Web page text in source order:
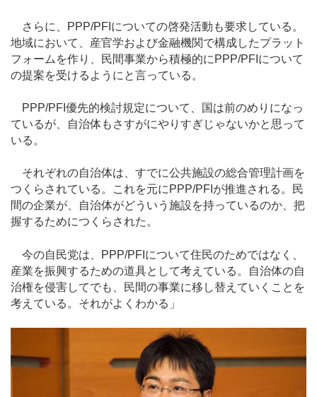
さらに、PPP/PFIについての啓発活動も要求している。
地域において、産官学および金融機関で構成したプラット
フォームを作り、民間事業から積極的にPPP/PFIについて
の提案を受けるようにと言っている。
PPP/PFI優先的検討規定について、国は前のめりになっ
ているが、自治体もさすがにやりすぎじゃないかと思って
いる。
それぞれの自治体は、すでに公共施設の総合管理計画を
つくらされている。これを元にPPP/PFIが推進される。民
間の企業が、自治体がどういう施設を持っているのか、把
握するためにつくらされた。
今の自民党は、PPP/PFIについて住民のためではなく、
産業を振興するための道具として考えている。自治体の自
治権を侵害してでも、民間の事業に移し替えていくことを
考えている。それがよくわかる」